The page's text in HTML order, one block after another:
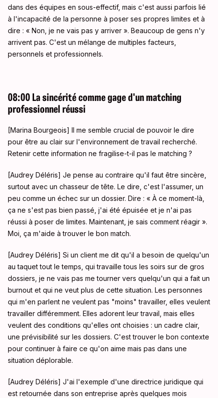
dans des équipes en sous-effectif, mais c'est aussi parfois lié
à l'incapacité de la personne à poser ses propres limites et à
dire : « Non, je ne vais pas y arriver ». Beaucoup de gens n'y
arrivent pas. C'est un mélange de multiples facteurs,
personnels et professionnels.
08:00 La sincérité comme gage d'un matching
professionnel réussi
[Marina Bourgeois] Il me semble crucial de pouvoir le dire
pour être au clair sur l'environnement de travail recherché.
Retenir cette information ne fragilise-t-il pas le matching ?
[Audrey Déléris] Je pense au contraire qu'il faut être sincère,
surtout avec un chasseur de tête. Le dire, c'est l'assumer, un
peu comme un échec sur un dossier. Dire : « À ce moment-là,
ça ne s'est pas bien passé, j'ai été épuisée et je n'ai pas
réussi à poser de limites. Maintenant, je sais comment réagir ».
Moi, ça m'aide à trouver le bon match.
[Audrey Déléris] Si un client me dit qu'il a besoin de quelqu'un
au taquet tout le temps, qui travaille tous les soirs sur de gros
dossiers, je ne vais pas me tourner vers quelqu'un qui a fait un
burnout et qui ne veut plus de cette situation. Les personnes
qui m'en parlent ne veulent pas "moins" travailler, elles veulent
travailler différemment. Elles adorent leur travail, mais elles
veulent des conditions qu'elles ont choisies : un cadre clair,
une prévisibilité sur les dossiers. C'est trouver le bon contexte
pour continuer à faire ce qu'on aime mais pas dans une
situation déplorable.
[Audrey Déléris] J'ai l'exemple d'une directrice juridique qui
est retournée dans son entreprise après quelques mois